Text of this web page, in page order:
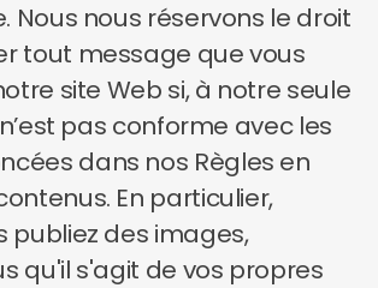
Nous nous réservons le droit
tout message que vous
site Web si, à notre seule
pas conforme avec les
dans nos Règles en
En particulier,
publiez des images,
qu'il s'agit de vos propres